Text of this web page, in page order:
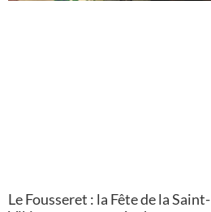
Le Fousseret : la Fête de la